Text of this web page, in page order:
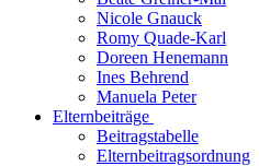
Nicole Gnauck
Romy Quade-Karl
Doreen Henemann
Ines Behrend
Manuela Peter
Elternbeiträge
Beitragstabelle
Elternbeitragsordnung